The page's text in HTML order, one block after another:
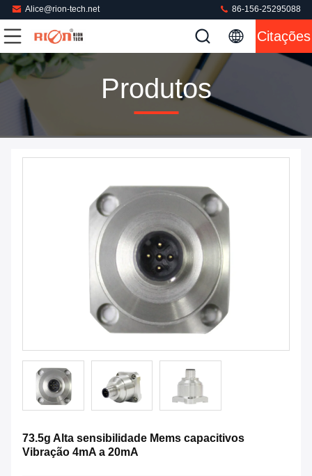
Alice@rion-tech.net 86-156-25295088
Citações
Produtos
73.5g Alta sensibilidade Mems capacitivos
Vibração 4mA a 20mA